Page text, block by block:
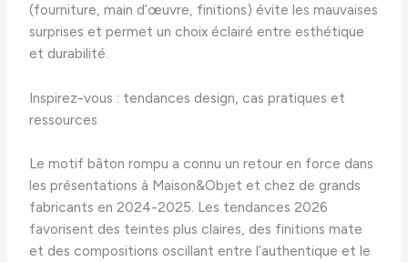
(fourniture, main d’œuvre, finitions) évite les mauvaises
surprises et permet un choix éclairé entre esthétique
et durabilité.
Inspirez-vous : tendances design, cas pratiques et
ressources
Le motif bâton rompu a connu un retour en force dans
les présentations à Maison&Objet et chez de grands
fabricants en 2024-2025. Les tendances 2026
favorisent des teintes plus claires, des finitions mate
et des compositions oscillant entre l’authentique et le